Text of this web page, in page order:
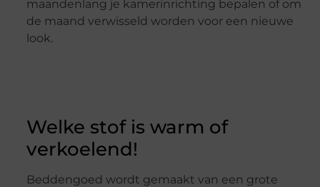
maandenlang je kamerinrichting bepalen of om
de maand verwisseld worden voor een nieuwe
look.
Welke stof is warm of
verkoelend!
Beddengoed wordt gemaakt van een grote